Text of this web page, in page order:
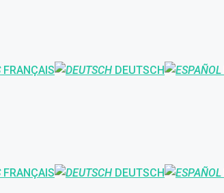
FRANÇAIS DEUTSCH
FRANÇAIS DEUTSCH